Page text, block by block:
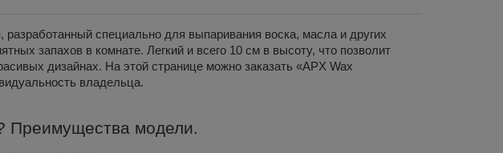
разработанный специально для выпаривания воска, масла и других
запахов в комнате. Легкий и всего 10 см в высоту, что позволит
дизайнах. На этой странице можно заказать «APX Wax
владельца.
Преимущества модели.